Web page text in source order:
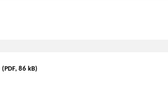
(PDF, 86 kB)